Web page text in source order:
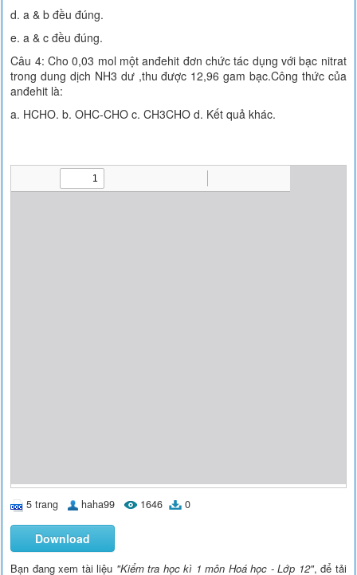
d. a & b đều đúng.
e. a & c đều đúng.
Câu 4: Cho 0,03 mol một anđehit đơn chức tác dụng với bạc nitrat
trong dung dịch NH3 dư ,thu được 12,96 gam bạc.Công thức của
anđehit là:
a. HCHO. b. OHC-CHO c. CH3CHO d. Kết quả khác.
5 trang haha99 1646 0
Download
Bạn đang xem tài liệu "Kiểm tra học kì 1 môn Hoá học - Lớp 12", để tải